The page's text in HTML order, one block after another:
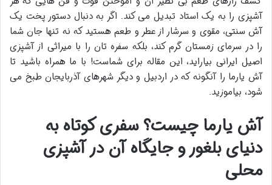
آشپزی را به یک استاد تبدیل می کند. اگر به دنبال دستور پخت یک
آش سنتی، مقوی و سرشار از عطر و طعم هستید که نه تنها جان شما
را در سرمای زمستان گرم کند، بلکه سفره تان را با میراثی از آشپزی
اصیل ایرانی بیاراید، این مقاله برای شماست! با ما همراه باشید تا
آش یارما را آنگونه که در اردبیل و دیگر شهرهای آذربایجان طبخ می
شود، بیاموزید.
آش یارما چیست؟ سفری کوتاه به
دنیای بلغور و جایگاه آن در آشپزی
محلی